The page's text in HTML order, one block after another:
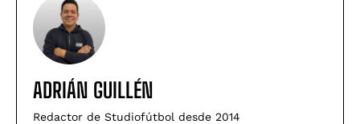
ADRIÁN GUILLÉN
Redactor de Studiofútbol desde 2014